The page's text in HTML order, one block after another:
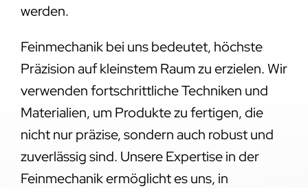
werden.
Feinmechanik bei uns bedeutet, höchste
Präzision auf kleinstem Raum zu erzielen. Wir
verwenden fortschrittliche Techniken und
Materialien, um Produkte zu fertigen, die
nicht nur präzise, sondern auch robust und
zuverlässig sind. Unsere Expertise in der
Feinmechanik ermöglicht es uns, in